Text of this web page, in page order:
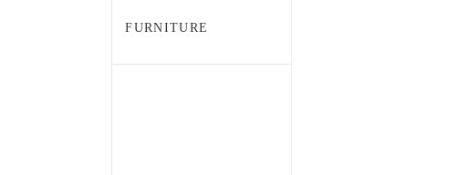
FURNITURE